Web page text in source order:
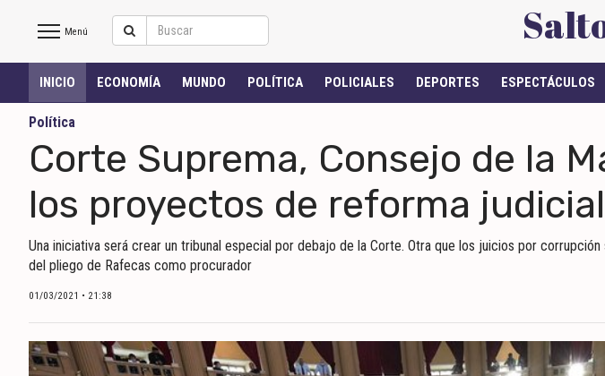
Salto
Hoy
INICIO
NOTICIAS RECIENTES
ECONOMÍA
POLICIALES
Menú
INICIO ECONOMÍA MUNDO POLÍTICA POLICIALES DEPORTES ESPECTÁCULOS
Política
Corte Suprema, Consejo de la
los proyectos de reforma
Una iniciativa será crear un tribunal especial por debajo de la Corte. Otra que los juicios por
del pliego de Rafecas como procurador
01/03/2021 • 21:38